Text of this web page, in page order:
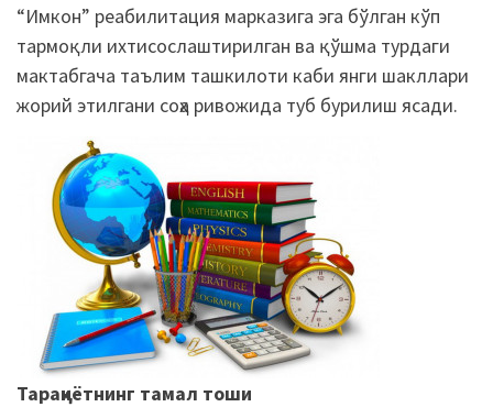
“Имкон” реабилитация марказига эга бўлган кўп
тармоқли ихтисослаштирилган ва қўшма турдаги
мактабгача таълим ташкилоти каби янги шакллари
жорий этилгани соҳа ривожида туб бурилиш ясади.
Тараққиётнинг тамал тоши